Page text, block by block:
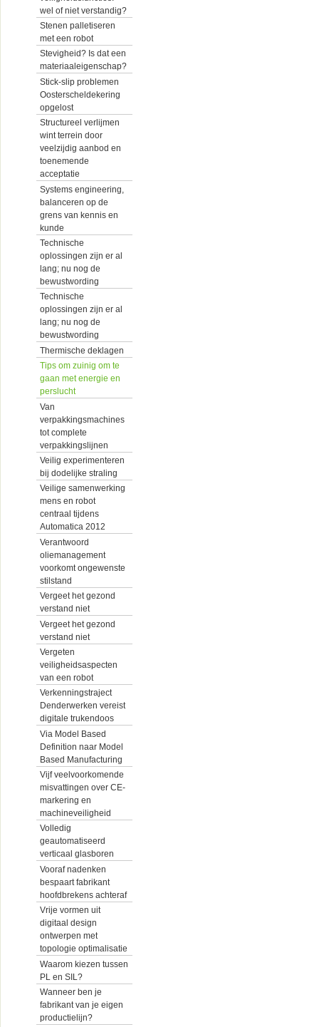
wel of niet verstandig?
Stenen palletiseren
met een robot
Stevigheid? Is dat een
materiaaleigenschap?
Stick-slip problemen
Oosterscheldekering
opgelost
Structureel verlijmen
wint terrein door
veelzijdig aanbod en
toenemende
acceptatie
Systems engineering,
balanceren op de
grens van kennis en
kunde
Technische
oplossingen zijn er al
lang; nu nog de
bewustwording
Technische
oplossingen zijn er al
lang; nu nog de
bewustwording
Thermische deklagen
Tips om zuinig om te
gaan met energie en
perslucht
Van
verpakkingsmachines
tot complete
verpakkingslijnen
Veilig experimenteren
bij dodelijke straling
Veilige samenwerking
mens en robot
centraal tijdens
Automatica 2012
Verantwoord
oliemanagement
voorkomt ongewenste
stilstand
Vergeet het gezond
verstand niet
Vergeet het gezond
verstand niet
Vergeten
veiligheidsaspecten
van een robot
Verkenningstraject
Denderwerken vereist
digitale trukendoos
Via Model Based
Definition naar Model
Based Manufacturing
Vijf veelvoorkomende
misvattingen over CE-
markering en
machineveiligheid
Volledig
geautomatiseerd
verticaal glasboren
Vooraf nadenken
bespaart fabrikant
hoofdbrekens achteraf
Vrije vormen uit
digitaal design
ontwerpen met
topologie optimalisatie
Waarom kiezen tussen
PL en SIL?
Wanneer ben je
fabrikant van je eigen
productielijn?